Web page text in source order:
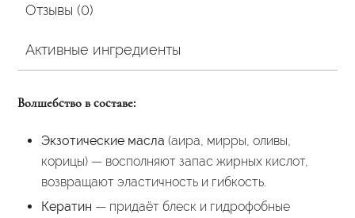
Отзывы (0)
Активные ингредиенты
Волшебство в составе:
Экзотические масла (аира, мирры, оливы,
корицы) — восполняют запас жирных кислот,
возвращают эластичность и гибкость.
Кератин — придаёт блеск и гидрофобные